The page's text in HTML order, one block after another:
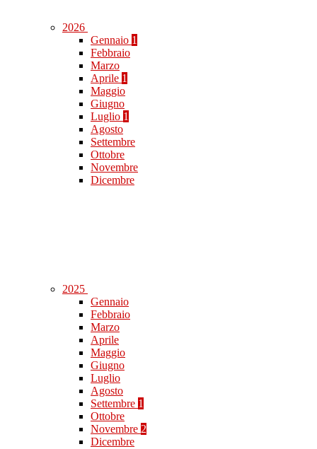
2026
Gennaio 1
Febbraio
Marzo
Aprile 1
Maggio
Giugno
Luglio 1
Agosto
Settembre
Ottobre
Novembre
Dicembre
2025
Gennaio
Febbraio
Marzo
Aprile
Maggio
Giugno
Luglio
Agosto
Settembre 1
Ottobre
Novembre 2
Dicembre